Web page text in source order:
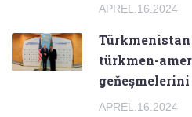
APREL.16.2024
türkmen-
APREL.16.2024